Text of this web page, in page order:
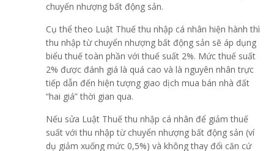
chuyển nhượng bất động sản.
Cụ thể theo Luật Thuế thu nhập cá nhân hiện hành thì
thu nhập từ chuyển nhượng bất động sản sẽ áp dụng
biểu thuế toàn phần với thuế suất 2%. Mức thuế suất
2% được đánh giá là quá cao và là nguyên nhân trực
tiếp dẫn đến hiện tượng giao dịch mua bán nhà đất
“hai giá” thời gian qua.
Nếu sửa Luật Thuế thu nhập cá nhân để giảm thuế
suất với thu nhập từ chuyển nhượng bất động sản (ví
dụ giảm xuống mức 0,5%) và không thay đổi căn cứ